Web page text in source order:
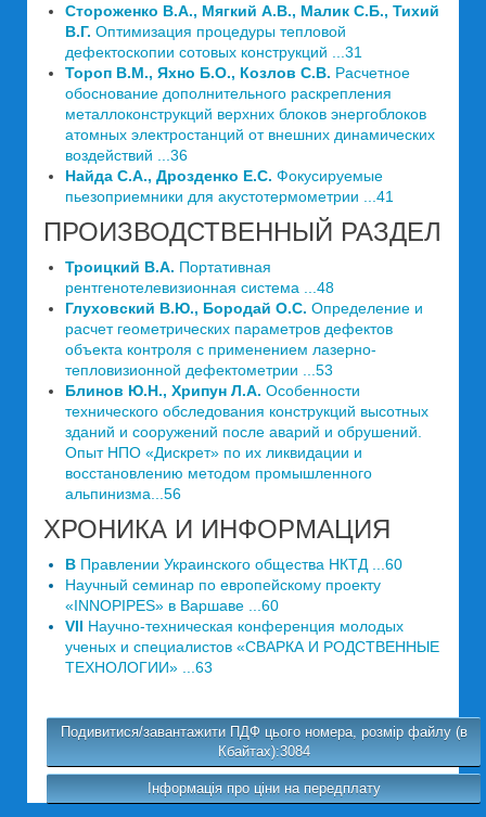
Стороженко В.А., Мягкий А.В., Малик С.Б., Тихий
В.Г. Оптимизация процедуры тепловой
дефектоскопии сотовых конструкций ...31
Тороп В.М., Яхно Б.О., Козлов С.В. Расчетное
обоснование дополнительного раскрепления
металлоконструкций верхних блоков энергоблоков
атомных электростанций от внешних динамических
воздействий ...36
Найда С.А., Дрозденко Е.С. Фокусируемые
пьезоприемники для акустотермометрии ...41
ПРОИЗВОДСТВЕННЫЙ РАЗДЕЛ
Троицкий В.А. Портативная
рентгенотелевизионная система ...48
Глуховский В.Ю., Бородай О.С. Определение и
расчет геометрических параметров дефектов
объекта контроля с применением лазерно-
тепловизионной дефектометрии ...53
Блинов Ю.Н., Хрипун Л.А. Особенности
технического обследования конструкций высотных
зданий и сооружений после аварий и обрушений.
Опыт НПО «Дискрет» по их ликвидации и
восстановлению методом промышленного
альпинизма...56
ХРОНИКА И ИНФОРМАЦИЯ
В Правлении Украинского общества НКТД ...60
Научный семинар по европейскому проекту
«INNOPIPES» в Варшаве ...60
VII Научно-техническая конференция молодых
ученых и специалистов «СВАРКА И РОДСТВЕННЫЕ
ТЕХНОЛОГИИ» ...63
Подивитися/завантажити ПДФ цього номера, розмір файлу (в
Кбайтах):3084
Інформація про ціни на передплату